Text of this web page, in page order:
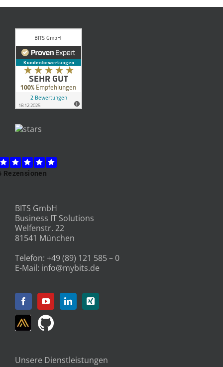
BITS GmbH
Business IT Solutions
Welfenstr. 22
81541 München
Telefon: +49 (89) 121 585 – 0
E-Mail: info@mybits.de
Unsere Dienstleistungen